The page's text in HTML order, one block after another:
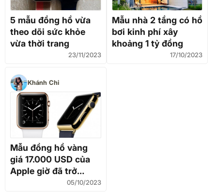
5 mẫu đồng hồ vừa
theo dõi sức khỏe
vừa thời trang
23/11/2023
Mẫu nhà 2 tầng có hồ
bơi kinh phí xây
khoảng 1 tỷ đồng
17/10/2023
Khánh Chi
Mẫu đồng hồ vàng
giá 17.000 USD của
Apple giờ đã trở
thành lỗi thời, hỏng
05/10/2023